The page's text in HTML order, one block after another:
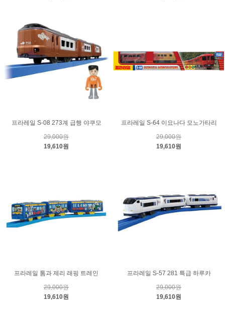
프라레일 S-08 273계 급행 야쿠모
29,000원
19,610원
프라레일 S-64 이요나다 모노가타리
29,000원
19,610원
프라레일 톰과 제리 래핑 트레인
29,000원
19,610원
프라레일 S-57 281 특급 하루카
29,000원
19,610원